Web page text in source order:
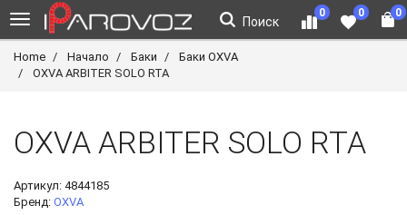
Поиск
0 0 0
Home Начало Баки
Баки OXVA
OXVA ARBITER SOLO RTA
OXVA ARBITER SOLO RTA
Артикул: 4844185
Бренд: OXVA